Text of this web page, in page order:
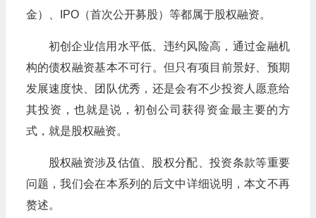
金）、IPO（首次公开募股）等都属于股权融资。
初创企业信用水平低、违约风险高，通过金融机
构的债权融资基本不可行。但只有项目前景好、预期
发展速度快、团队优秀，还是会有不少投资人愿意给
其投资，也就是说，初创公司获得资金最主要的方
式，就是股权融资。
股权融资涉及估值、股权分配、投资条款等重要
问题，我们会在本系列的后文中详细说明，本文不再
赘述。